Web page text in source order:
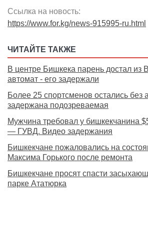
Ссылка на новость:
https://www.for.kg/news-915995-ru.html
ЧИТАЙТЕ ТАКЖЕ
В центре Бишкека парень достал из
автомат - его задержали
Более 25 спортсменов остались без
задержана подозреваемая
Мужчина требовал у бишкекчанина
— ГУВД. Видео задержания
Бишкекчане пожаловались на
Максима Горького после ремонта
Бишкекчане просят спасти
парке Ататюрка